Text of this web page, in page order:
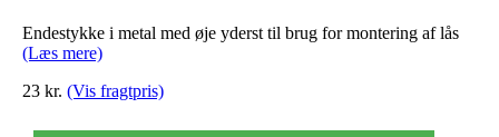
forsølvet, 8stk.
Endestykke i metal med øje yderst til brug for montering af lås
(Læs mere)
23 kr. (Vis fragtpris)